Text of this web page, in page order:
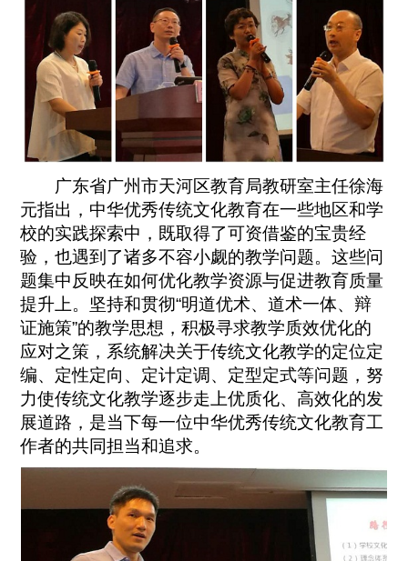
广东省广州市天河区教育局教研室主任徐海
元指出，中华优秀传统文化教育在一些地区和学
校的实践探索中，既取得了可资借鉴的宝贵经
验，也遇到了诸多不容小觑的教学问题。这些问
题集中反映在如何优化教学资源与促进教育质量
提升上。坚持和贯彻“明道优术、道术一体、辩
证施策”的教学思想，积极寻求教学质效优化的
应对之策，系统解决关于传统文化教学的定位定
编、定性定向、定计定调、定型定式等问题，努
力使传统文化教学逐步走上优质化、高效化的发
展道路，是当下每一位中华优秀传统文化教育工
作者的共同担当和追求。